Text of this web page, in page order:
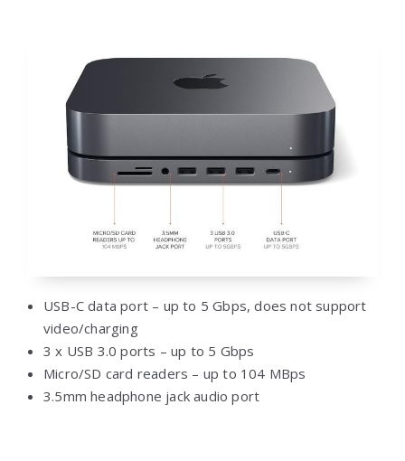
USB-C data port – up to 5 Gbps, does not support
video/charging
3 x USB 3.0 ports – up to 5 Gbps
Micro/SD card readers – up to 104 MBps
3.5mm headphone jack audio port